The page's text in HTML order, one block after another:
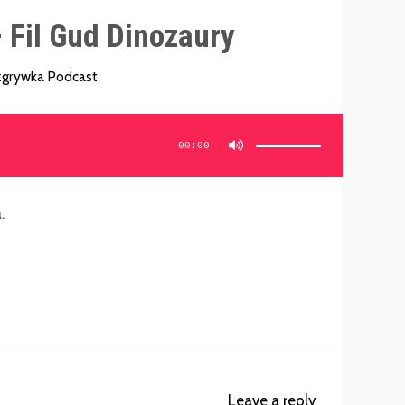
Gud Dinozaury
Podcast
00:00
góry/do
zwiększyć
Leave a reply